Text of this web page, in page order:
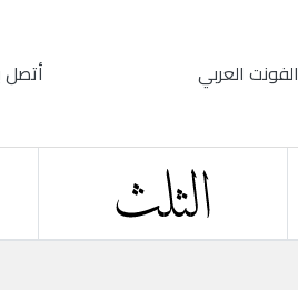
الفونت العربي أتصل